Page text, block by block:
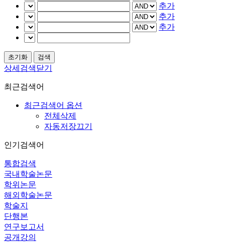
추가
추가
추가
상세검색닫기
최근검색어
최근검색어 옵션
전체삭제
자동저장끄기
인기검색어
통합검색
국내학술논문
학위논문
해외학술논문
학술지
단행본
연구보고서
공개강의